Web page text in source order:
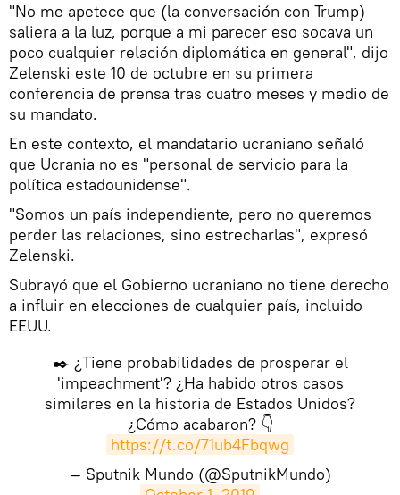
"No me apetece que (la conversación con Trump)
saliera a la luz, porque a mi parecer eso socava un
poco cualquier relación diplomática en general", dijo
Zelenski este 10 de octubre en su primera
conferencia de prensa tras cuatro meses y medio de
su mandato.
En este contexto, el mandatario ucraniano señaló
que Ucrania no es "personal de servicio para la
política estadounidense".
"Somos un país independiente, pero no queremos
perder las relaciones, sino estrecharlas", expresó
Zelenski.
Subrayó que el Gobierno ucraniano no tiene derecho
a influir en elecciones de cualquier país, incluido
EEUU.
✒️ ¿Tiene probabilidades de prosperar el
'impeachment'? ¿Ha habido otros casos
similares en la historia de Estados Unidos?
¿Cómo acabaron? 👇
https://t.co/71ub4Fbqwg
— Sputnik Mundo (@SputnikMundo)